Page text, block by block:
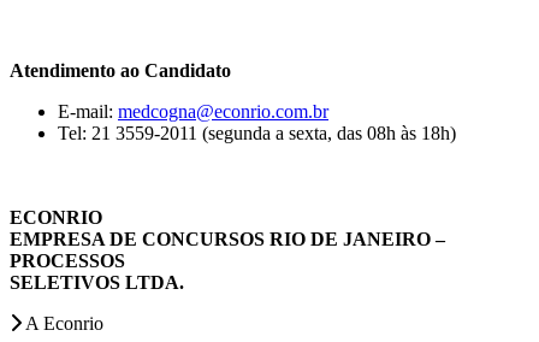
Atendimento ao Candidato
E-mail: medcogna@econrio.com.br
Tel: 21 3559-2011 (segunda a sexta, das 08h às 18h)
ECONRIO
EMPRESA DE CONCURSOS RIO DE JANEIRO –
PROCESSOS
SELETIVOS LTDA.
A Econrio